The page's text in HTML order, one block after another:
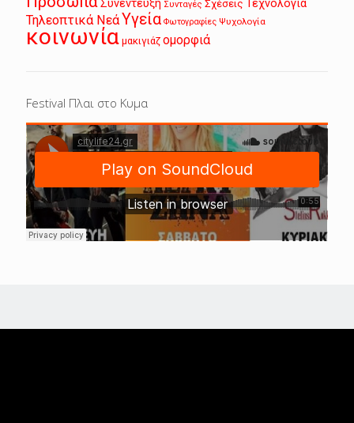
Συνέντευξη Συνταγές Σχέσεις Τεχνολογία
Τηλεοπτικά ΝεάΥγεία Φωτογραφίες Ψυχολογία
κοινωνία μακιγιάζ ομορφιά
Festival Πλαι στο Κυμα